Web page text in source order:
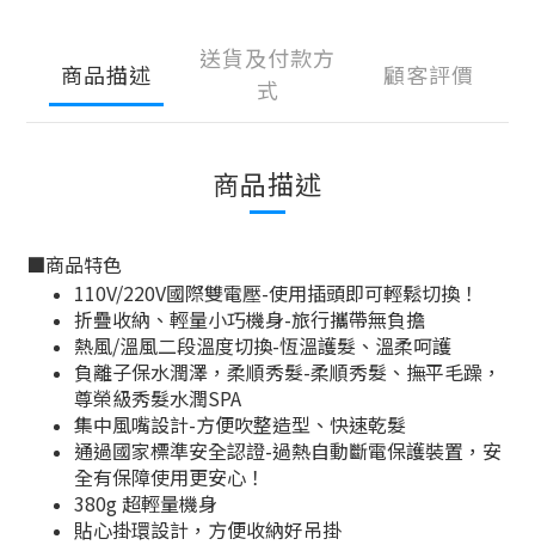
商品描述
送貨及付款方
式
顧客評價
商品描述
■商品特色
110V/220V國際雙電壓-使用插頭即可輕鬆切換！
折疊收納、輕量小巧機身-旅行攜帶無負擔
熱風/溫風二段溫度切換-恆溫護髮、溫柔呵護
負離子保水潤澤，柔順秀髮-柔順秀髮、撫平毛躁，
尊榮級秀髮水潤SPA
集中風嘴設計-方便吹整造型、快速乾髮
通過國家標準安全認證-過熱自動斷電保護裝置，安
全有保障使用更安心！
380g 超輕量機身
貼心掛環設計，方便收納好吊掛